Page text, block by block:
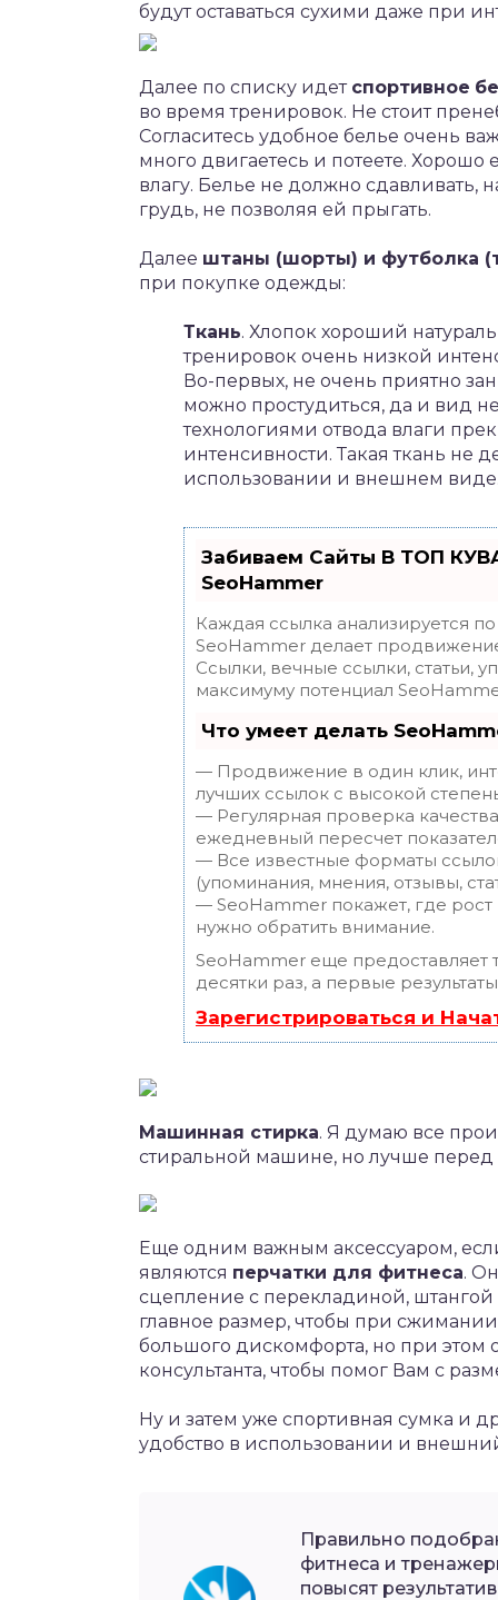
будут оставаться сухими даже при
Далее по списку идет спортивное
во время тренировок. Не стоит
Согласитесь удобное белье очень
много двигаетесь и потеете.
влагу. Белье не должно сдавливать,
грудь, не позволяя ей прыгать.
Далее штаны (шорты) и футболка
при покупке одежды:
Ткань. Хлопок хороший
тренировок очень низкой
Во-первых, не очень приятно
можно простудиться, да и вид
технологиями отвода влаги
интенсивности. Такая ткань не
использовании и внешнем
Забиваем Сайты В ТОП
SeoHammer
Каждая ссылка анализируется
SeoHammer делает
Ссылки, вечные ссылки, статьи,
максимуму потенциал
Что умеет делать
— Продвижение в один клик,
лучших ссылок с высокой
— Регулярная проверка
ежедневный пересчет
— Все известные форматы
(упоминания, мнения, отзывы,
— SeoHammer покажет, где
нужно обратить внимание.
SeoHammer еще предоставляет
десятки раз, а первые
Зарегистрироваться и
Машинная стирка. Я думаю все
стиральной машине, но лучше перед
Еще одним важным аксессуаром,
являются перчатки для фитнеса.
сцепление с перекладиной,
главное размер, чтобы при
большого дискомфорта, но при этом
консультанта, чтобы помог Вам с
Ну и затем уже спортивная сумка и
удобство в использовании и
Правильно
фитнеса и
повысят